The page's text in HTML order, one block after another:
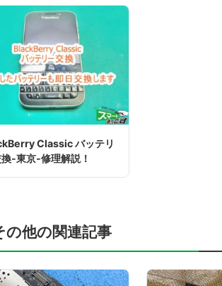
Classic バッテリ
-東京-修理解説！
の他の関連記事